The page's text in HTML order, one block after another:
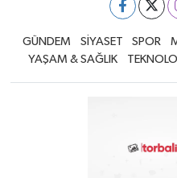
GÜNDEM SİYASET SPOR
YAŞAM & SAĞLIK
TEKNOLOJİ